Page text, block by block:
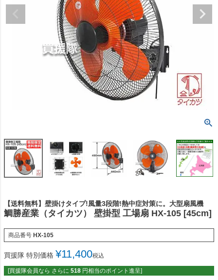
【送料無料】壁掛けタイプ!風量3段階!熱中症対策に。大型扇風機
鯛勝産業（タイカツ） 壁掛型 工場扇 HX-105 [45cm]
商品番号 HX-105
買援隊 特別価格 ¥11,400税込
[買援隊会員なら さらに 518 円相当のポイント進呈]